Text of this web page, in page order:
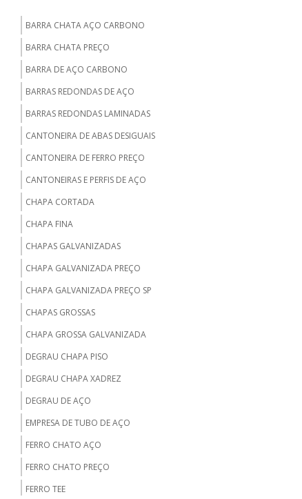
BARRA CHATA AÇO CARBONO
BARRA CHATA PREÇO
BARRA DE AÇO CARBONO
BARRAS REDONDAS DE AÇO
BARRAS REDONDAS LAMINADAS
CANTONEIRA DE ABAS DESIGUAIS
CANTONEIRA DE FERRO PREÇO
CANTONEIRAS E PERFIS DE AÇO
CHAPA CORTADA
CHAPA FINA
CHAPAS GALVANIZADAS
CHAPA GALVANIZADA PREÇO
CHAPA GALVANIZADA PREÇO SP
CHAPAS GROSSAS
CHAPA GROSSA GALVANIZADA
DEGRAU CHAPA PISO
DEGRAU CHAPA XADREZ
DEGRAU DE AÇO
EMPRESA DE TUBO DE AÇO
FERRO CHATO AÇO
FERRO CHATO PREÇO
FERRO TEE